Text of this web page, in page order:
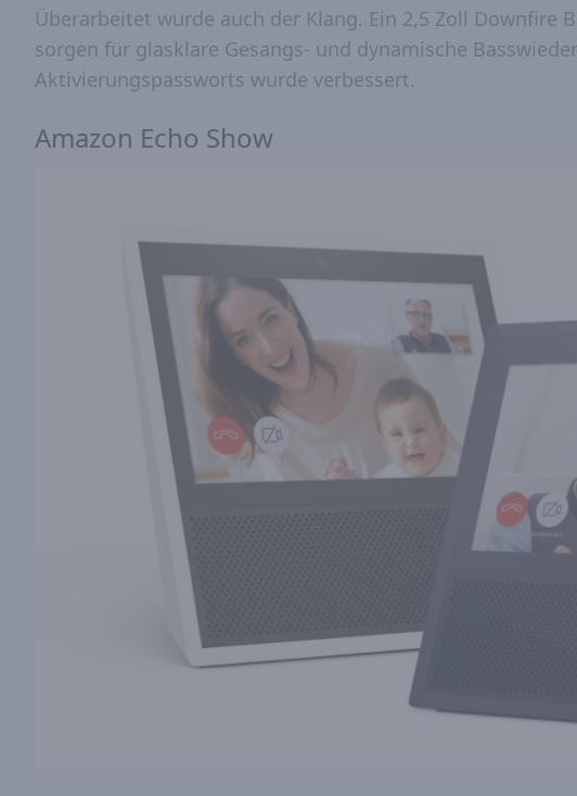
Überarbeitet wurde auch der Klang. Ein 2,5 Zoll Downfire
sorgen für glasklare Gesangs- und dynamische
Aktivierungspassworts wurde verbessert.
Amazon Echo Show